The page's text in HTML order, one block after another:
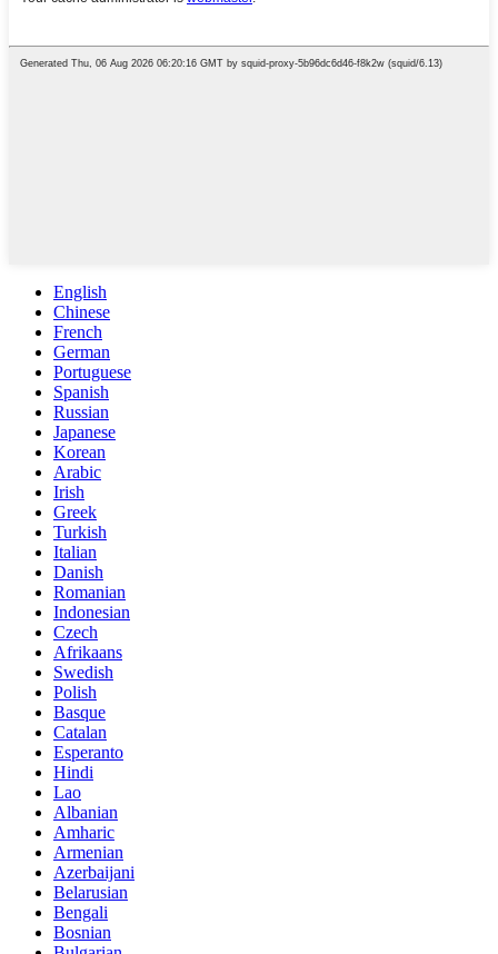
English
Chinese
French
German
Portuguese
Spanish
Russian
Japanese
Korean
Arabic
Irish
Greek
Turkish
Italian
Danish
Romanian
Indonesian
Czech
Afrikaans
Swedish
Polish
Basque
Catalan
Esperanto
Hindi
Lao
Albanian
Amharic
Armenian
Azerbaijani
Belarusian
Bengali
Bosnian